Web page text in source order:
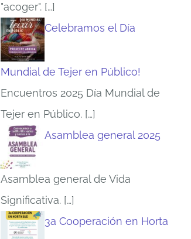
"acoger".[…]
Celebramos el Día
Mundial de Tejer en Público!
Encuentros 2025 Día Mundial de
Tejer en Público.[…]
Asamblea general 2025
Asamblea general de Vida
Significativa.[…]
3a Cooperación en Horta